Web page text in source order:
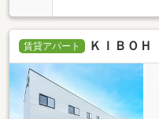
賃貸アパート ＫＩＢＯＨ